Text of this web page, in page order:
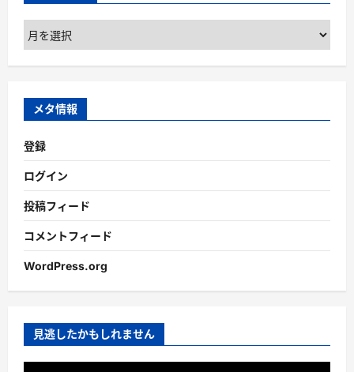
ア
ー
カ
ブ
メタ情報
登録
ログイン
投稿フィード
コメントフィード
WordPress.org
見逃したかもしれません